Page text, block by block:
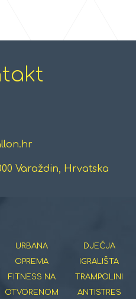
Varaždin, Hrvatska
URBANA
OPREMA
FITNESS NA
OTVORENOM
DJEČJA
IGRALIŠTA
TRAMPOLINI
ANTISTRES